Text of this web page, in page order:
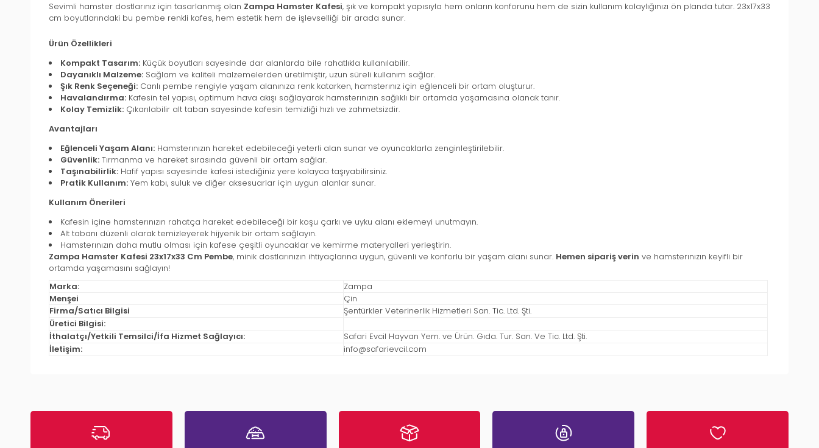
Sevimli hamster dostlarınız için tasarlanmış olan Zampa Hamster Kafesi, şık ve kompakt yapısıyla hem onların konforunu hem de sizin kullanım kolaylığınızı ön planda tutar. 23x17x33
cm boyutlarındaki bu pembe renkli kafes, hem estetik hem de işlevselliği bir arada sunar.
Ürün Özellikleri
Kompakt Tasarım: Küçük boyutları sayesinde dar alanlarda bile rahatlıkla kullanılabilir.
Dayanıklı Malzeme: Sağlam ve kaliteli malzemelerden üretilmiştir, uzun süreli kullanım sağlar.
Şık Renk Seçeneği: Canlı pembe rengiyle yaşam alanınıza renk katarken, hamsterınız için eğlenceli bir ortam oluşturur.
Havalandırma: Kafesin tel yapısı, optimum hava akışı sağlayarak hamsterınızın sağlıklı bir ortamda yaşamasına olanak tanır.
Kolay Temizlik: Çıkarılabilir alt taban sayesinde kafesin temizliği hızlı ve zahmetsizdir.
Avantajları
Eğlenceli Yaşam Alanı: Hamsterınızın hareket edebileceği yeterli alan sunar ve oyuncaklarla zenginleştirilebilir.
Güvenlik: Tırmanma ve hareket sırasında güvenli bir ortam sağlar.
Taşınabilirlik: Hafif yapısı sayesinde kafesi istediğiniz yere kolayca taşıyabilirsiniz.
Pratik Kullanım: Yem kabı, suluk ve diğer aksesuarlar için uygun alanlar sunar.
Kullanım Önerileri
Kafesin içine hamsterınızın rahatça hareket edebileceği bir koşu çarkı ve uyku alanı eklemeyi unutmayın.
Alt tabanı düzenli olarak temizleyerek hijyenik bir ortam sağlayın.
Hamsterınızın daha mutlu olması için kafese çeşitli oyuncaklar ve kemirme materyalleri yerleştirin.
Zampa Hamster Kafesi 23x17x33 Cm Pembe, minik dostlarınızın ihtiyaçlarına uygun, güvenli ve konforlu bir yaşam alanı sunar. Hemen sipariş verin ve hamsterınızın keyifli bir
ortamda yaşamasını sağlayın!
Marka:
Zampa
Menşei
Çin
Firma/Satıcı Bilgisi
Şentürkler Veterinerlik Hizmetleri San. Tic. Ltd. Şti.
Üretici Bilgisi:
İthalatçı/Yetkili Temsilci/İfa Hizmet Sağlayıcı:
Safari Evcil Hayvan Yem. ve Ürün. Gıda. Tur. San. Ve Tic. Ltd. Şti.
İletişim:
info@safarievcil.com